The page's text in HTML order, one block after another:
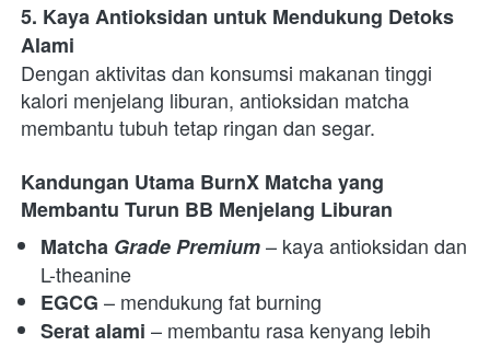
5. Kaya Antioksidan untuk Mendukung Detoks
Alami
Dengan aktivitas dan konsumsi makanan tinggi
kalori menjelang liburan, antioksidan matcha
membantu tubuh tetap ringan dan segar.
Kandungan Utama BurnX Matcha yang
Membantu Turun BB Menjelang Liburan
Matcha Grade Premium– kaya antioksidan dan
L-theanine
EGCG – mendukung fat burning
Serat alami – membantu rasa kenyang lebih